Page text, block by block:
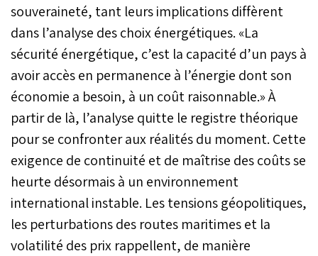
souveraineté, tant leurs implications diffèrent
dans l’analyse des choix énergétiques. «La
sécurité énergétique, c’est la capacité d’un pays à
avoir accès en permanence à l’énergie dont son
économie a besoin, à un coût raisonnable.» À
partir de là, l’analyse quitte le registre théorique
pour se confronter aux réalités du moment. Cette
exigence de continuité et de maîtrise des coûts se
heurte désormais à un environnement
international instable. Les tensions géopolitiques,
les perturbations des routes maritimes et la
volatilité des prix rappellent, de manière